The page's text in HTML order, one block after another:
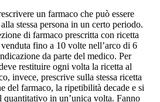
un farmaco che può essere
stessa persona in un certo periodo.
di farmaco prescritta con ricetta
fino a 10 volte nell’arco di 6
da parte del medico. Per
restituire ogni volta la ricetta al
invece, prescrive sulla stessa ricetta
del farmaco, la ripetibilità decade e si
quantitativo in un’unica volta. Fanno